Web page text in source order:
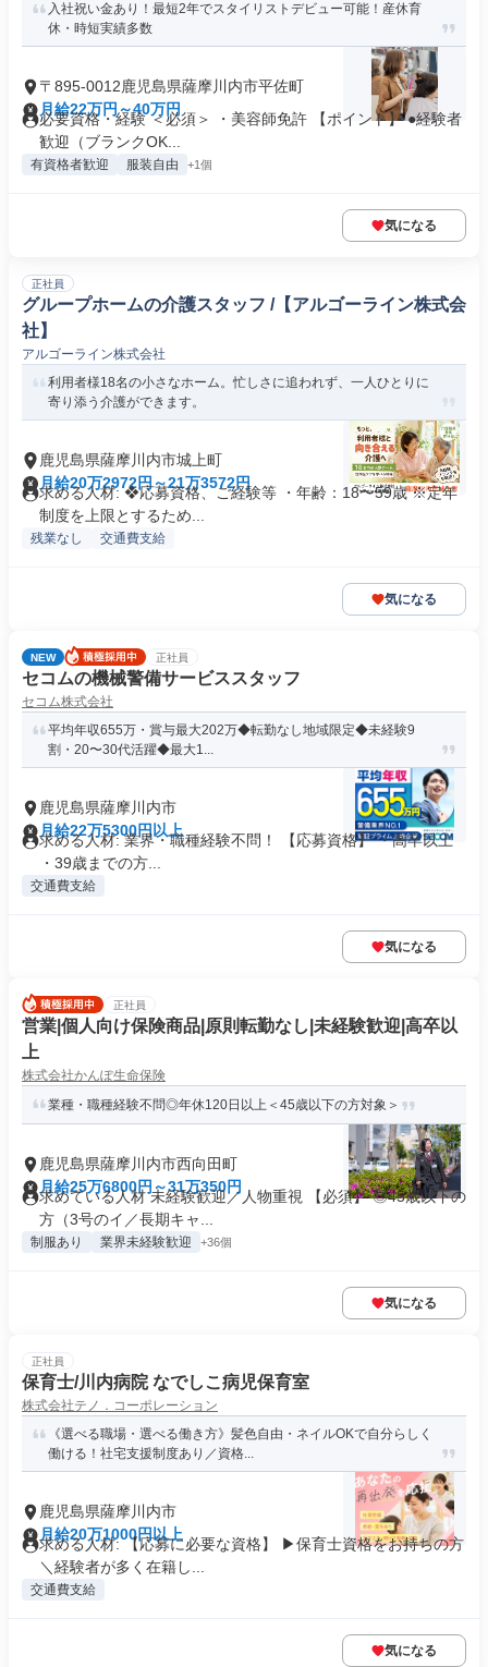
入社祝い金あり！最短2年でスタイリストデビュー可能！産休育
休・時短実績多数
〒895-0012鹿児島県薩摩川内市平佐町
月給22万円～40万円
必要資格・経験 ＜必須＞ ・美容師免許 【ポイント】 ●経験者
歓迎（ブランクOK...
有資格者歓迎 服装自由 +1個
気になる
正社員
グループホームの介護スタッフ /【アルゴーライン株式会
社】
アルゴーライン株式会社
利用者様18名の小さなホーム。忙しさに追われず、一人ひとりに
寄り添う介護ができます。
鹿児島県薩摩川内市城上町
月給20万2972円～21万3572円
求める人材: ❖応募資格、ご経験等 ・年齢：18〜59歳 ※定年
制度を上限とするため...
残業なし 交通費支給
気になる
NEW 正社員
セコムの機械警備サービススタッフ
セコム株式会社
平均年収655万・賞与最大202万◆転勤なし地域限定◆未経験9
割・20〜30代活躍◆最大1...
鹿児島県薩摩川内市
月給22万5300円以上
求める人材: 業界・職種経験不問！ 【応募資格】 ・高卒以上
・39歳までの方...
交通費支給
気になる
正社員
営業|個人向け保険商品|原則転勤なし|未経験歓迎|高卒以
上
株式会社かんぽ生命保険
業種・職種経験不問◎年休120日以上＜45歳以下の方対象＞
鹿児島県薩摩川内市西向田町
月給25万6800円～31万350円
求めている人材 未経験歓迎／人物重視 【必須】 ◎45歳以下の
方（3号のイ／長期キャ...
制服あり 業界未経験歓迎 +36個
気になる
正社員
保育士/川内病院 なでしこ病児保育室
株式会社テノ．コーポレーション
《選べる職場・選べる働き方》髪色自由・ネイルOKで自分らしく
働ける！社宅支援制度あり／資格...
鹿児島県薩摩川内市
月給20万1000円以上
求める人材: 【応募に必要な資格】 ▶保育士資格をお持ちの方
＼経験者が多く在籍し...
交通費支給
気になる